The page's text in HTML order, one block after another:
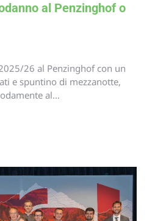
al Penzinghof o
26 al Penzinghof con un
e spuntino di mezzanotte,
al…